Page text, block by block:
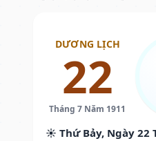
DƯƠNG LỊCH
22
Tháng 7 Năm 1911
☀️ Thứ Bảy, Ngày 22